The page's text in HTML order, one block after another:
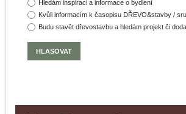
Hledám inspiraci a informace o bydlení
Kvůli informacím k časopisu DŘEVO&stavby /
Budu stavět dřevostavbu a hledám projekt či